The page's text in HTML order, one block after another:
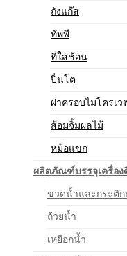
ถังแก๊ส
ทัพพี
ที่ใส่ช้อน
ปิ่นโต
ฝาครอบไมโครเว
ส้อมจิ้มผลไม้
หม้อแขก
ผลิตภัณฑ์บรรจุเครื่อง
ขวดน้ำและกระติก
ถ้วยน้ำ
เหยือกน้ำ